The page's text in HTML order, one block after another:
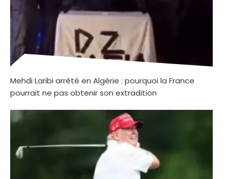
Mehdi Laribi arrêté en Algérie : pourquoi la France
pourrait ne pas obtenir son extradition